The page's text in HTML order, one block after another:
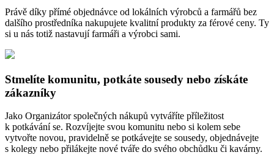
Právě díky přímé objednávce od lokálních výrobců a farmářů bez
dalšího prostředníka nakupujete kvalitní produkty za férové ceny. Ty
si u nás totiž nastavují farmáři a výrobci sami.
Stmelíte komunitu, potkáte sousedy nebo získáte
zákazníky
Jako Organizátor společných nákupů vytváříte příležitost
k potkávání se. Rozvíjejte svou komunitu nebo si kolem sebe
vytvořte novou, pravidelně se potkávejte se sousedy, objednávejte
s kolegy nebo přilákejte nové tváře do svého obchůdku či kavárny.